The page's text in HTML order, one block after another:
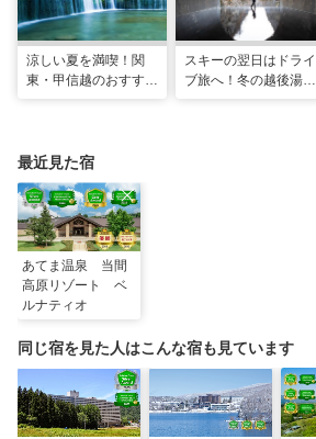
涼しい夏を満喫！関
東・甲信越のおすすめ
スキーの翌日はドライ
ブ旅へ！冬の越後湯沢
最近見た宿
あてま温泉 当間
高原リゾート ベ
ルナティオ
同じ宿を見た人はこんな宿も見ています